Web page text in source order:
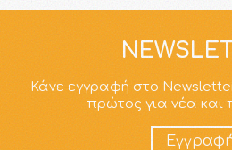
Κάνε εγγραφή στο
πρώτος για νέα και